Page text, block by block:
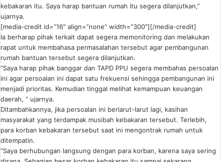
kebakaran itu. Saya harap bantuan rumah itu segera dilanjutkan,”
ujarnya.
[media-credit id=”16″ align=”none” width=”300″][/media-credit]
Ia berharap pihak terkait dapat segera memonitoring dan melakukan
rapat untuk membahasa permasalahan tersebut agar pembangunan
rumah bantuan tersebut segera dilanjutkan.
“Saya harap pihak banggar dan TAPD PPU segera membahas persoalan
ini agar persoalan ini dapat satu frekuensi sehingga pembangunan ini
menjadi prioritas. Kemudian tinggal melihat kemampuan keuangan
daerah, ” ujarnya.
Ditambahkannya, jika persoalan ini berlarut-larut lagi, kasihan
masyarakat yang terdampak musibah kebakaran tersebut. Terlebih,
para korban kebakaran tersebut saat ini mengontrak rumah untuk
ditempatin.
“Saya berhubungan langsung dengan para korban, karena saya sering